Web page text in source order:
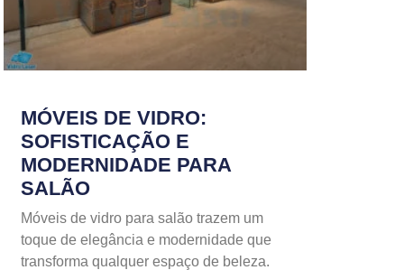
MÓVEIS DE VIDRO:
SOFISTICAÇÃO E
MODERNIDADE PARA
SALÃO
Móveis de vidro para salão trazem um
toque de elegância e modernidade que
transforma qualquer espaço de beleza.